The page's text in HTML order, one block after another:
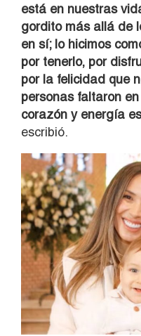
está en nuestras
gordito más allá de
en sí; lo hicimos
por tenerlo, por
por la felicidad que
personas faltaron
corazón y energía
escribió.